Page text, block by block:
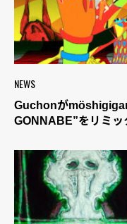
NEWS
Guchonが
GONNABE”をリミッ